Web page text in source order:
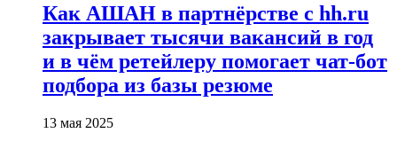
Как АШАН в партнёрстве с hh.ru
закрывает тысячи вакансий в год
и в чём ретейлеру помогает чат-бот
подбора из базы резюме
13 мая 2025